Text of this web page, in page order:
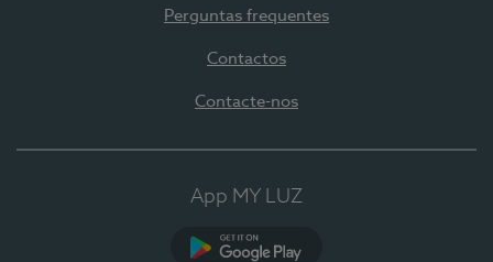
Perguntas frequentes
Contactos
Contacte-nos
App MY LUZ